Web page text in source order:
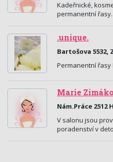
Kadeřnické,
permanentní řasy.
.unique.
Bartošova 5532,
Permanentní řasy
Marie
Nám.Práce 2512
V salonu jsou
poradenství v